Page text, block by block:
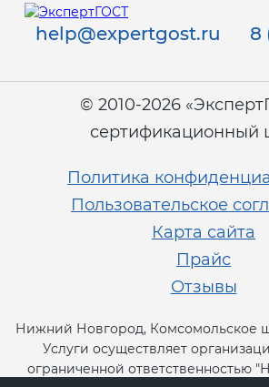
help@expertgost.ru
8
© 2010-2026
сертификационный
Политика
Пользовательское
Карта сайта
Прайс
Отзывы
Нижний Новгород, Комсомольское
Услуги осуществляет
ограниченной ответственностью